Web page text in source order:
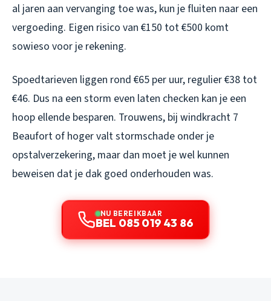
al jaren aan vervanging toe was, kun je fluiten naar een
vergoeding. Eigen risico van €150 tot €500 komt
sowieso voor je rekening.
Spoedtarieven liggen rond €65 per uur, regulier €38 tot
€46. Dus na een storm even laten checken kan je een
hoop ellende besparen. Trouwens, bij windkracht 7
Beaufort of hoger valt stormschade onder je
opstalverzekering, maar dan moet je wel kunnen
beweisen dat je dak goed onderhouden was.
NU BEREIKBAAR
BEL 085 019 43 86